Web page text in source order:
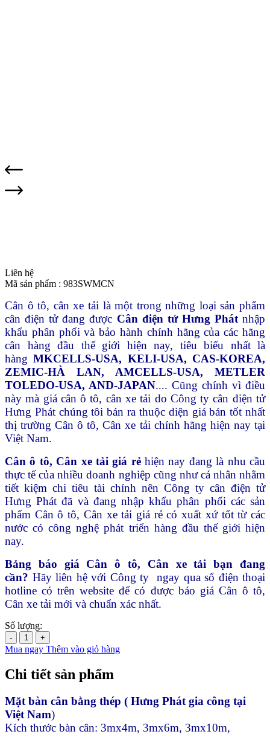
Liên hệ
Mã sản phẩm : 983SWMCN
Cân ô tô, cân xe tải là một trong những loại sản phẩm
cân điện tử đang được Cân điện tử Hưng Phátnhập
khẩu phân phối và bảo hành chính hãng của các hãng
cân hàng đầu thế giới hiện nay, tiêu biểu nhất là
hàngMKCELLS-USA, KELI-USA, CAS-KOREA,
ZEMIC-HÀ LAN, AMCELLS-USA, METLER
TOLEDO-USA, AND-JAPAN.... Cũng chính vì điều
này mà giá cân ô tô, cân xe tải do Công ty cân điện tử
Hưng Phát chúng tôi bán ra thuộc diện giá bán tốt nhất
thị trường Cân ô tô, Cân xe tải chính hãng hiện nay tại
Việt Nam.
Cân ô tô, Cân xe tải giá rẻhiện nay đang là nhu cầu
thực tế của nhiều doanh nghiệp cũng như cá nhân nhằm
tiết kiệm chi tiêu tài chính nên Công ty cân điện tử
Hưng Phát đã và đang nhập khẩu phân phối các sản
phẩm Cân ô tô, Cân xe tải giá rẻ có xuất xứ tốt từ các
nước có công nghệ phát triển hàng đầu thế giới hiện
nay.
Bảng báo giá Cân ô tô, Cân xe tải
bạn đang
cần? Hãy liên hệ với Công ty ngay qua số điện thoại
hotline có trên website để có được báo giá Cân ô tô,
Cân xe tải mới và chuẩn xác nhất.
Số lượng:
- +
Mua ngay Thêm vào giỏ hàng
Chi tiết sản phẩm
Mặt bàn cân bằng thép ( Hưng Phát gia công tại
Việt Nam)
Kích thước bàn cân: 3mx4m, 3mx6m, 3mx10m,